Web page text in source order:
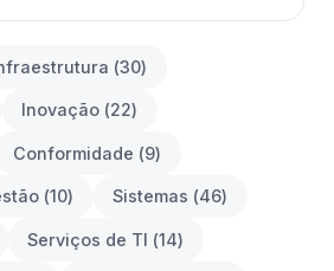
(30)
Inovação (22)
Conformidade (9)
(10) Sistemas (46)
Serviços de TI (14)